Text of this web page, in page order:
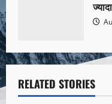
RELATED STORIES